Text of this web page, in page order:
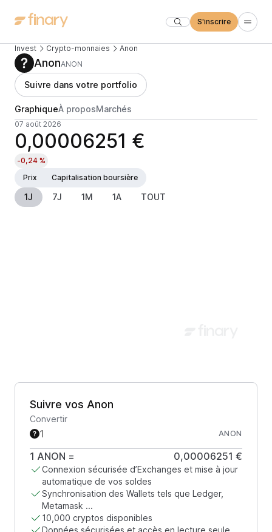
S'inscrire
Invest Crypto-monnaies Anon
AnonANON
Suivre dans votre portfolio
GraphiqueÀ proposMarchés
07 août 2026
0,00006251 €
-0,24 %
Prix
Capitalisation boursière
1J 7J 1M 1A TOUT
Suivre vos Anon
Convertir
ANON
1 ANON = 0,00006251 €
Connexion sécurisée d’Exchanges et mise à jour
automatique de vos soldes
Synchronisation des Wallets tels que Ledger,
Metamask ...
10,000 cryptos disponibles
Données sécurisées et accès en lecture seule